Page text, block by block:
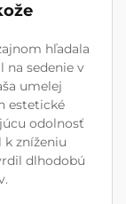
hľadala
na sedenie v
umelej
estetické
odolnosť
zníženiu
dlhodobú